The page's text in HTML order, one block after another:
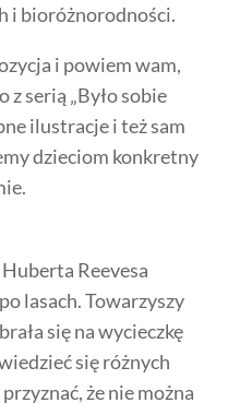
i bioróżnorodności.
i powiem wam,
z serią „Było sobie
ilustracje i też sam
dzieciom konkretny
Reevesa
lasach. Towarzyszy
się na wycieczkę
się różnych
że nie można